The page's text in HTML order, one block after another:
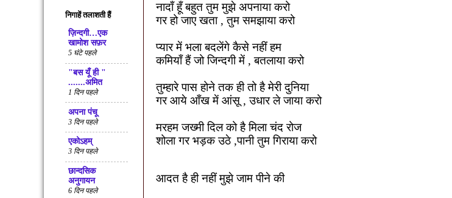
नादाँ हूँ बहुत तुम मुझे अपनाया करो
गर हो जाए खता ,तुम समझाया करो
प्यार में भला बदलेंगे कैसे नहीं हम
कमियाँ हैं जो जिन्दगी में ,बतलाया करो
तुम्हारे पास होने तक ही तो है मेरी दुनिया
गर आये आँख में आंसू ,उधार ले जाया करो
मरहम जख्मी दिल को है मिला चंद रोज
शोला गर भड़क उठे ,पानी तुम गिराया करो
आदत है ही नहीं मुझे जाम पीने की
निगाहें तलाशती हैं
ज़िन्दगी…एक
खामोश सफ़र
5 घंटे पहले
"बस यूँ ही "
.......अमित
1 दिन पहले
अपना पंचू
3 दिन पहले
एकोऽहम्
3 दिन पहले
छान्दसिक
अनुगायन
6 दिन पहले